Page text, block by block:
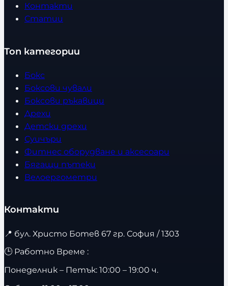
Контакти
Статии
Топ категории
Бокс
Боксови чували
Боксови ръкавици
Дрехи
Детски дрехи
Суичъри
Фитнес оборудване и аксесоари
Бягащи пътеки
Велоергометри
Контакти
📍 бул. Христо Ботев 67 гр. София / 1303
🕒 Работно Време :
Понеделник – Петък: 10:00 – 19:00 ч.